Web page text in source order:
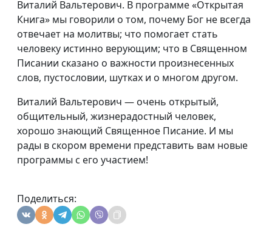
Виталий Вальтерович. В программе «Открытая
Книга» мы говорили о том, почему Бог не всегда
отвечает на молитвы; что помогает стать
человеку истинно верующим; что в Священном
Писании сказано о важности произнесенных
слов, пустословии, шутках и о многом другом.
Виталий Вальтерович — очень открытый,
общительный, жизнерадостный человек,
хорошо знающий Священное Писание. И мы
рады в скором времени представить вам новые
программы с его участием!
Поделиться: